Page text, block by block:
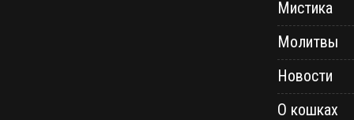
Мистика
Молитвы
Новости
О кошках